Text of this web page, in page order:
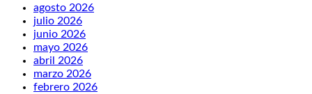
agosto 2026
julio 2026
junio 2026
mayo 2026
abril 2026
marzo 2026
febrero 2026